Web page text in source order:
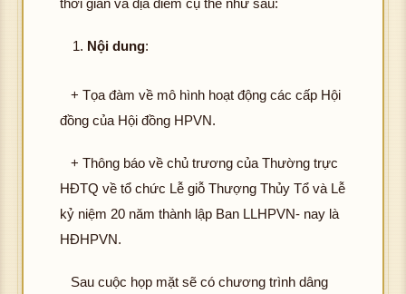
Nội dung:
+ Tọa đàm về mô hình hoạt động các cấp Hội
đồng của Hội đồng HPVN.
+ Thông báo về chủ trương của Thường trực
HĐTQ về tổ chức Lễ giỗ Thượng Thủy Tổ và Lễ
kỷ niệm 20 năm thành lập Ban LLHPVN- nay là
HĐHPVN.
Sau cuộc họp mặt sẽ có chương trình dâng